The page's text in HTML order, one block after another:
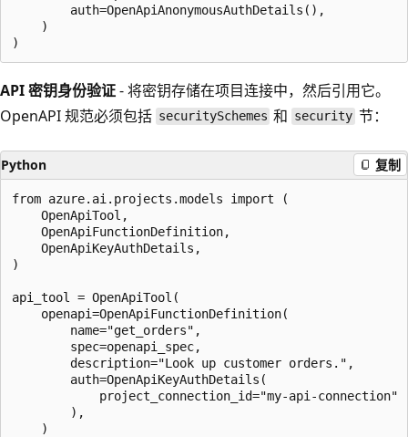
        auth=OpenApiAnonymousAuthDetails(),
    )
API 密钥身份验证- 将密钥存储在项目连接中，然后引用它。
OpenAPI 规范必须包括 securitySchemes 和 security 节：
Python 复制
from azure.ai.projects.models import (
    OpenApiTool,
    OpenApiFunctionDefinition,
    OpenApiKeyAuthDetails,
)
api_tool = OpenApiTool(
    openapi=OpenApiFunctionDefinition(
        name="get_orders",
        spec=openapi_spec,
        description="Look up customer orders.",
        auth=OpenApiKeyAuthDetails(
            project_connection_id="my-api-connection"
        ),
    )